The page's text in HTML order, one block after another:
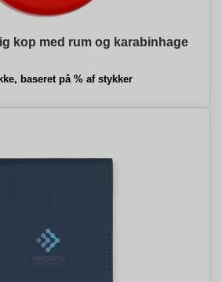
kop med rum og karabinhage
baseret på % af stykker